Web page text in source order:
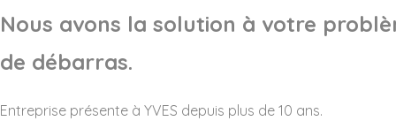
Nous avons la solution à votre
de débarras.
Entreprise présente à YVES depuis plus de 10 ans.